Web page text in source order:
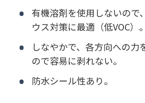
有機溶剤を使用しないので
ウス対策に最適（低VOC）。
しなやかで、各方向への力
ので容易に剥れない。
防水シール性あり。